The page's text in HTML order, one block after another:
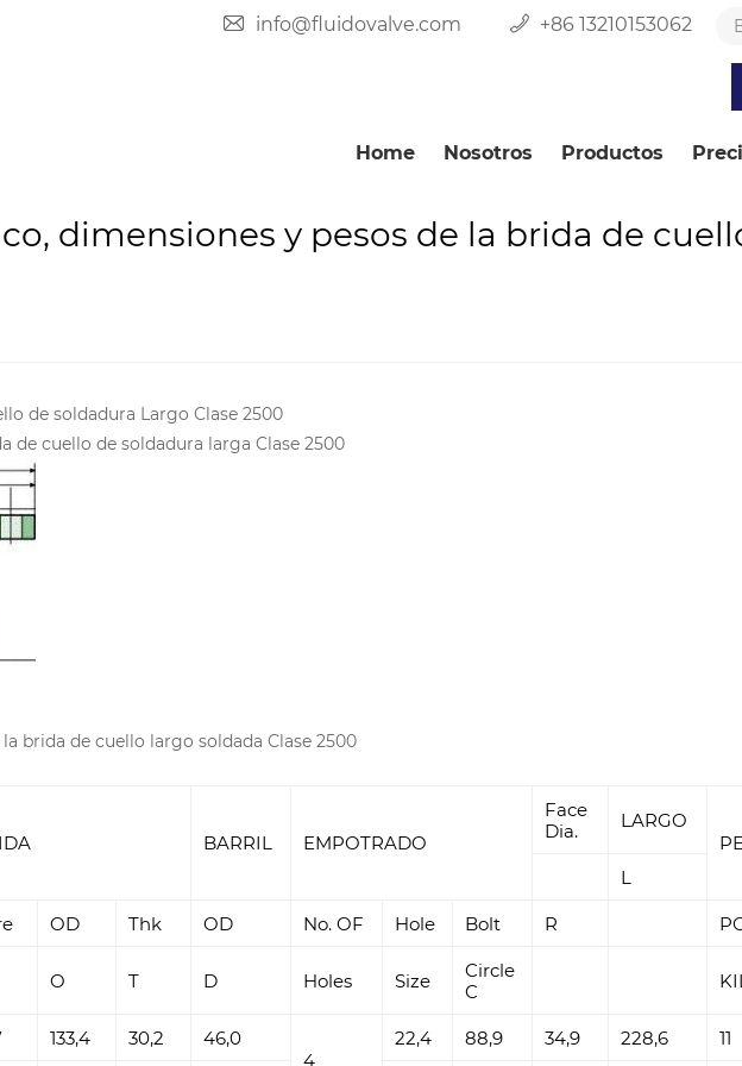
info@fluidovalve.com +86 13210153062
Home Nosotros Productos
dimensiones y pesos de la brida de
de soldadura Largo Clase 2500
de cuello de soldadura larga Clase 2500
brida de cuello largo soldada Clase 2500
BARRIL EMPOTRADO
Face
Dia.
LARGO
L
OD Thk OD No. OF Hole Bolt R
O T D Holes Size
Circle
C
133,4 30,2
46,0
4
22,4 88,9 34,9 228,6
11